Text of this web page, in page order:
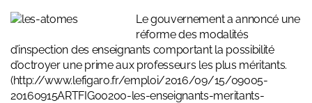
Le gouvernement a annoncé une
réforme des modalités
d’inspection des enseignants comportant la possibilité
d’octroyer une prime aux professeurs les plus méritants.
(http://www.lefigaro.fr/emploi/2016/09/15/09005-
20160915ARTFIG00200-les-enseignants-meritants-